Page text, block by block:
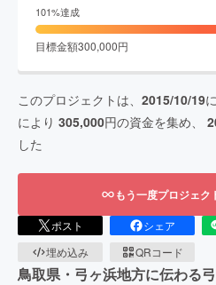
101%達成
目標金額300,000円
このプロジェクトは、 2015/10/19
により 305,000円の資金を集め、
した
もう一度プロジェク
ポスト シェア
埋め込み
QRコード
鳥取県・弓ヶ浜地方に伝わる